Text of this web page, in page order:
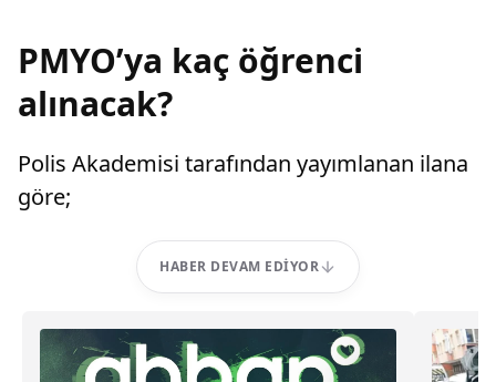
PMYO’ya kaç öğrenci
alınacak?
Polis Akademisi tarafından yayımlanan ilana
göre;
HABER DEVAM EDIYOR